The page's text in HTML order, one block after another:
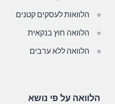
הלוואות לעסקים קטנים
הלוואה חוץ בנקאית
הלוואה ללא ערבים
הלוואה על פי נושא